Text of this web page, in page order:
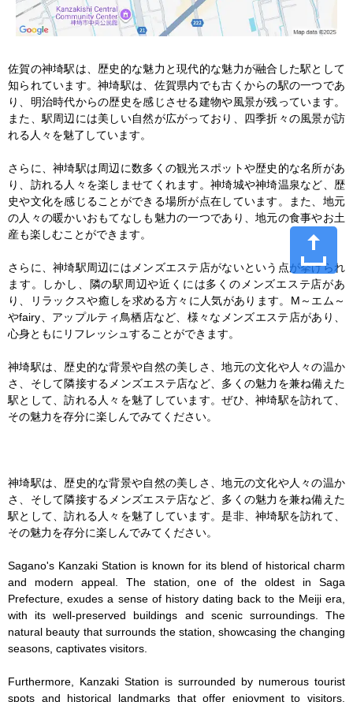
佐賀の神埼駅は、歴史的な魅力と現代的な魅力が融合した駅として
知られています。神埼駅は、佐賀県内でも古くからの駅の一つであ
り、明治時代からの歴史を感じさせる建物や風景が残っています。
また、駅周辺には美しい自然が広がっており、四季折々の風景が訪
れる人々を魅了しています。
さらに、神埼駅は周辺に数多くの観光スポットや歴史的な名所があ
り、訪れる人々を楽しませてくれます。神埼城や神埼温泉など、歴
史や文化を感じることができる場所が点在しています。また、地元
の人々の暖かいおもてなしも魅力の一つであり、地元の食事やお土
産も楽しむことができます。
さらに、神埼駅周辺にはメンズエステ店がないという点が挙げられ
ます。しかし、隣の駅周辺や近くには多くのメンズエステ店があ
り、リラックスや癒しを求める方々に人気があります。M～エム～
やfairy、アップルティ鳥栖店など、様々なメンズエステ店があり、
心身ともにリフレッシュすることができます。
神埼駅は、歴史的な背景や自然の美しさ、地元の文化や人々の温か
さ、そして隣接するメンズエステ店など、多くの魅力を兼ね備えた
駅として、訪れる人々を魅了しています。ぜひ、神埼駅を訪れて、
その魅力を存分に楽しんでみてください。
神埼駅は、歴史的な背景や自然の美しさ、地元の文化や人々の温か
さ、そして隣接するメンズエステ店など、多くの魅力を兼ね備えた
駅として、訪れる人々を魅了しています。是非、神埼駅を訪れて、
その魅力を存分に楽しんでみてください。
Sagano's Kanzaki Station is known for its blend of historical charm
and modern appeal. The station, one of the oldest in Saga
Prefecture, exudes a sense of history dating back to the Meiji era,
with its well-preserved buildings and scenic surroundings. The
natural beauty that surrounds the station, showcasing the changing
seasons, captivates visitors.
Furthermore, Kanzaki Station is surrounded by numerous tourist
spots and historical landmarks that offer enjoyment to visitors.